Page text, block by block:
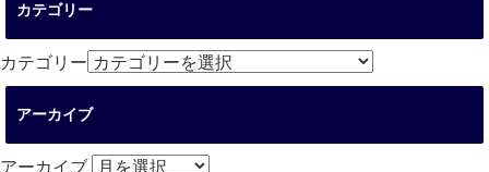
カテゴリー
カテゴリー
アーカイブ
アーカイブ